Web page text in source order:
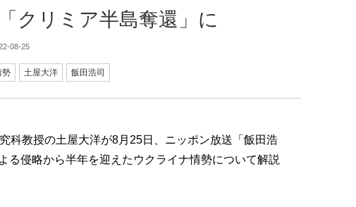
クリミア半島奪還」に
08-25
勢 土屋大洋 飯田浩司
科教授の土屋大洋が8月25日、ニッポン放送「飯田浩
る侵略から半年を迎えたウクライナ情勢について解説